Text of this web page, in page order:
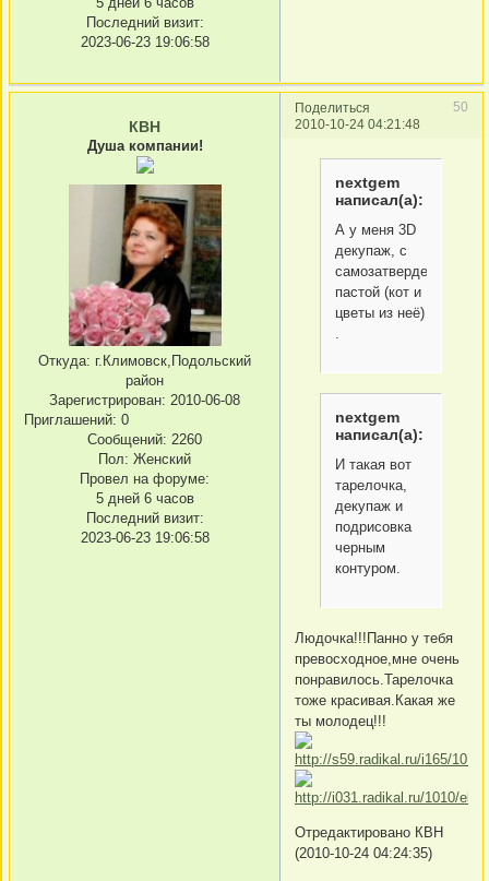
Последний визит:
2023-06-23 19:06:58
Поделиться
50
2010-10-24 04:21:48
КВН
Душа компании!
Откуда: г.Климовск,Подольский
район
Зарегистрирован: 2010-06-08
Приглашений: 0
Сообщений: 2260
Пол: Женский
Провел на форуме:
5 дней 6 часов
Последний визит:
2023-06-23 19:06:58
nextgem
написал(а):
А у меня 3D
декупаж, с
самозатвердевающей
пастой (кот и
цветы из неё)
nextgem
написал(а):
И такая вот
тарелочка,
декупаж и
подрисовка
черным
контуром.
Людочка!!!Панно у тебя
превосходное,мне очень
понравилось.Тарелочка
тоже красивая.Какая же
ты молодец!!!
Отредактировано КВН
(2010-10-24 04:24:35)